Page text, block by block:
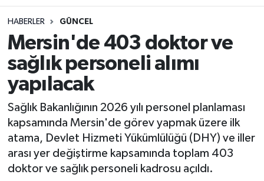
HABERLER GÜNCEL
Mersin'de 403 doktor ve
sağlık personeli alımı
yapılacak
Sağlık Bakanlığının 2026 yılı personel planlaması
kapsamında Mersin'de görev yapmak üzere ilk
atama, Devlet Hizmeti Yükümlülüğü (DHY) ve iller
arası yer değiştirme kapsamında toplam 403
doktor ve sağlık personeli kadrosu açıldı.
Güncel
Eği̇ti̇m
Resmi İlanlar
Sağlık
Si̇yaset
Spor
Ergani Trafik Yoğunluk Haritası
Süper Lig Puan Durumu ve Fikstür
Tüm Manşetler
Son Dakika Haberleri
Haber Arşivi